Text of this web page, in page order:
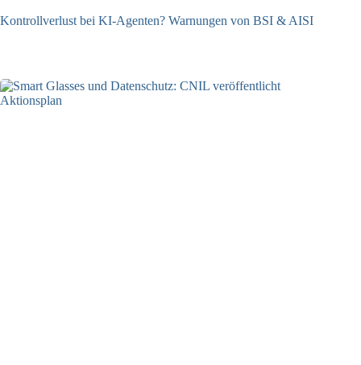
Kontrollverlust bei KI-Agenten? Warnungen von BSI & AISI